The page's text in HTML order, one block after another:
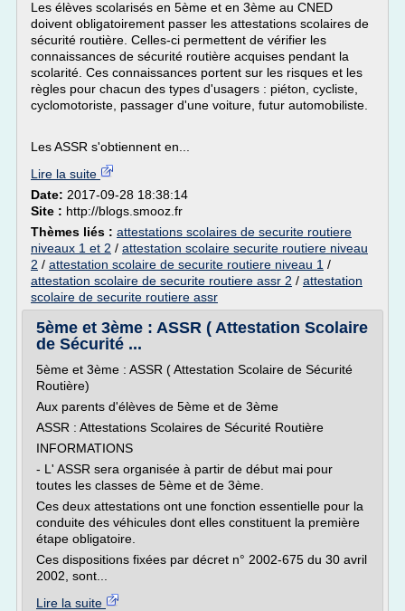
Les élèves scolarisés en 5ème et en 3ème au CNED
doivent obligatoirement passer les attestations scolaires de
sécurité routière. Celles-ci permettent de vérifier les
connaissances de sécurité routière acquises pendant la
scolarité. Ces connaissances portent sur les risques et les
règles pour chacun des types d'usagers : piéton, cycliste,
cyclomotoriste, passager d'une voiture, futur automobiliste.
Les ASSR s'obtiennent en...
Lire la suite
Date: 2017-09-28 18:38:14
Site : http://blogs.smooz.fr
Thèmes liés : attestations scolaires de securite routiere
niveaux 1 et 2 / attestation scolaire securite routiere niveau
2 / attestation scolaire de securite routiere niveau 1 /
attestation scolaire de securite routiere assr 2 / attestation
scolaire de securite routiere assr
5ème et 3ème : ASSR ( Attestation Scolaire
de Sécurité ...
5ème et 3ème : ASSR ( Attestation Scolaire de Sécurité
Routière)
Aux parents d'élèves de 5ème et de 3ème
ASSR : Attestations Scolaires de Sécurité Routière
INFORMATIONS
- L' ASSR sera organisée à partir de début mai pour
toutes les classes de 5ème et de 3ème.
Ces deux attestations ont une fonction essentielle pour la
conduite des véhicules dont elles constituent la première
étape obligatoire.
Ces dispositions fixées par décret n° 2002-675 du 30 avril
2002, sont...
Lire la suite